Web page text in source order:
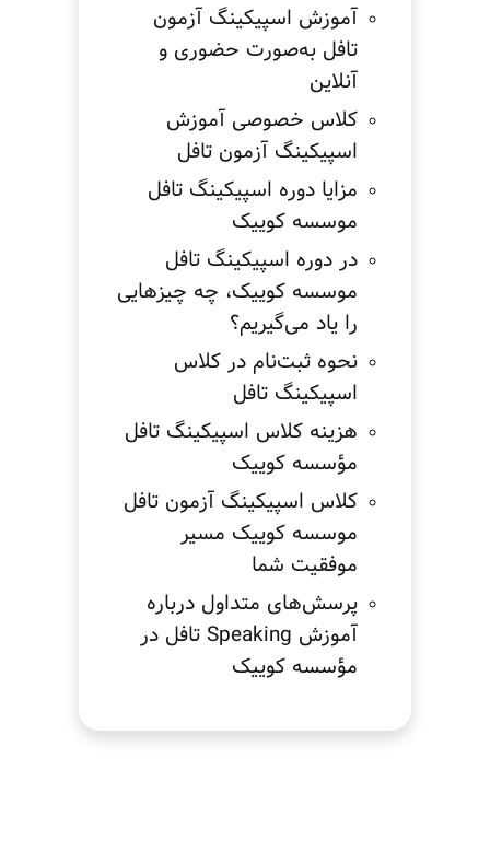
آموزش اسپیکینگ آزمون
تافل به‌صورت حضوری و
آنلاین
کلاس خصوصی آموزش
اسپیکینگ آزمون تافل
مزایا دوره اسپیکینگ تافل
موسسه کوییک
در دوره اسپیکینگ تافل
موسسه کوییک، چه چیزهایی
را یاد می‌گیریم؟
نحوه ثبت‌نام در کلاس
اسپیکینگ تافل
هزینه کلاس اسپیکینگ تافل
مؤسسه کوییک
کلاس اسپیکینگ آزمون تافل
موسسه کوییک مسیر
موفقیت شما
پرسش‌های متداول درباره
آموزش Speaking تافل در
مؤسسه کوییک